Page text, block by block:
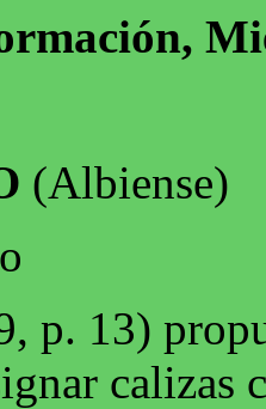
(Albiense)
p. 13)
calizas